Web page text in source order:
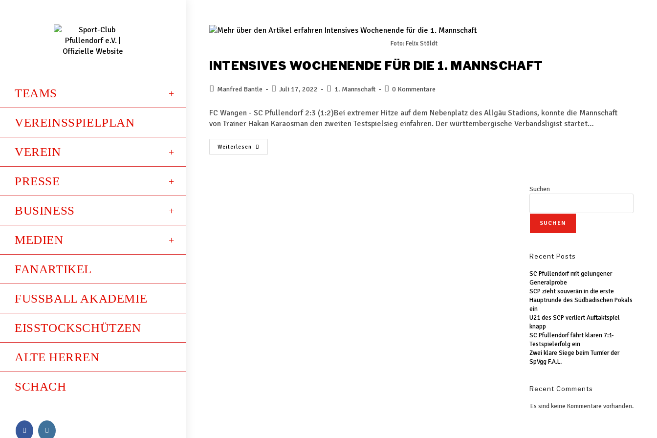
TEAMS
VEREINSSPIELPLAN
VEREIN
PRESSE
BUSINESS
MEDIEN
FANARTIKEL
FUSSBALL AKADEMIE
EISSTOCKSCHÜTZEN
ALTE HERREN
SCHACH
Foto: Felix Stöldt
INTENSIVES WOCHENENDE FÜR DIE 1. MANNSCHAFT
Manfred Bantle Juli 17, 2022 1. Mannschaft 0 Kommentare
FC Wangen - SC Pfullendorf 2:3 (1:2)Bei extremer Hitze auf dem Nebenplatz des Allgäu Stadions, konnte die Mannschaft
von Trainer Hakan Karaosman den zweiten Testspielsieg einfahren. Der württembergische Verbandsligist startet…
Weiterlesen
Suchen
SUCHEN
Recent Posts
SC Pfullendorf mit gelungener
Generalprobe
SCP zieht souverän in die erste
Hauptrunde des Südbadischen Pokals
ein
U21 des SCP verliert Auftaktspiel
knapp
SC Pfullendorf fährt klaren 7:1-
Testspielerfolg ein
Zwei klare Siege beim Turnier der
SpVgg F.A.L.
Recent Comments
Es sind keine Kommentare vorhanden.